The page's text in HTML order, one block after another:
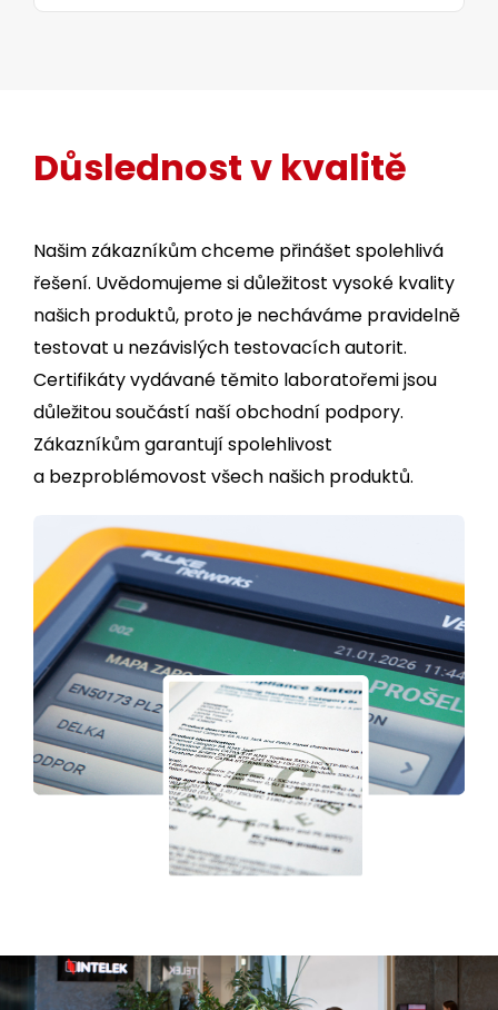
Důslednost v kvalitě
Našim zákazníkům chceme přinášet spolehlivá
řešení. Uvědomujeme si důležitost vysoké kvality
našich produktů, proto je necháváme pravidelně
testovat u nezávislých testovacích autorit.
Certifikáty vydávané těmito laboratořemi jsou
důležitou součástí naší obchodní podpory.
Zákazníkům garantují spolehlivost
a bezproblémovost všech našich produktů.